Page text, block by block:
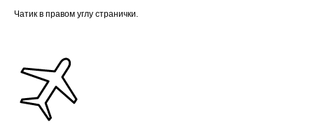
Чатик в правом углу странички.